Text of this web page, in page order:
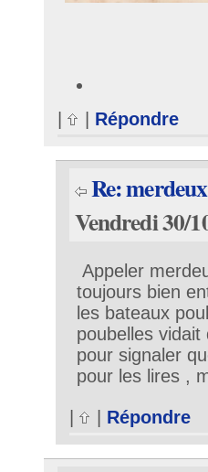
Répondre
Re:
Vendredi 30/
Appeler
toujours bien
les bateaux
poubelles
pour signaler
pour les lires ,
| | Répondre